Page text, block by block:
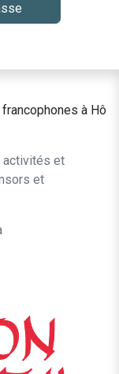
à Hô
activités et
et